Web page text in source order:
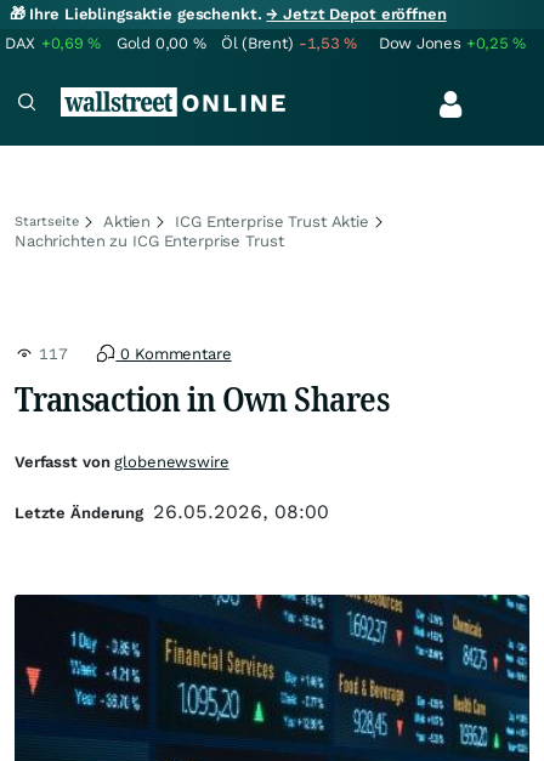
🎁 Ihre Lieblingsaktie geschenkt.→ Jetzt Depot eröffnen
DAX +0,69% Gold 0,00 % Öl (Brent) -1,53% Dow Jones +0,25%
Startseite Aktien
ICG Enterprise Trust Aktie
Nachrichten zu ICG Enterprise Trust
117 0 Kommentare
Transaction in Own Shares
Verfasst vonglobenewswire
Letzte Änderung 26.05.2026, 08:00